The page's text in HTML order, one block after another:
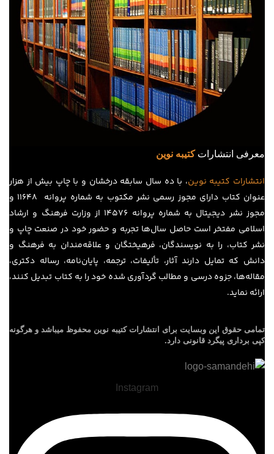
معرفی انتشاراتکتیبه نوین
انتشارات کتیبه نوین، با ده سال سابقه درخشان و با چاپ بیش از هزار
عنوان کتاب دارای مجوز رسمی نشر مکتوب به شماره پروانه ۱۱۶۴۸ و
مجوز نشر دیجیتال به شماره پروانه 14576 از وزارت فرهنگ و ارشاد
اسلامی مفتخر است حاصل سال‌ها تجربه و حضور خود در صنعت چاپ و
نشر کتاب، را به نویسندگان، فرهیختگان و علاقه‌مندان به فرهنگ و
دانش که تمایل دارند آثار، تألیفات، ترجمه، پایان‌نامه، رساله دکتری،
مقاله‌ها، جزوه درسی و مطالب گردآوری شده خود را به کتاب تبدیل کنند،
ارائه نماید.
تمامی حقوق این وبسایت برای انتشارات کتیبه نوین محفوظ میباشد و هرگونه
کپی برداری پیگرد قانونی دارد.
Instagram